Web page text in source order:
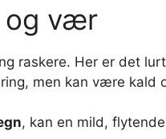
og vær
raskere. Her er det
men kan være kald
, kan en mild,